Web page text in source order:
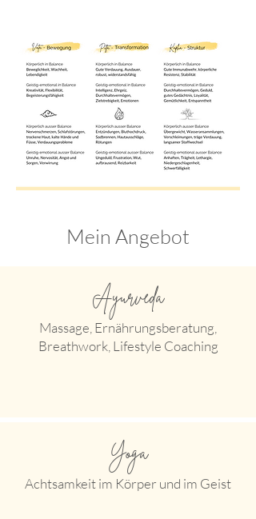
Mein Angebot
Ayurveda
Massage, Ernährungsberatung,
Breathwork, Lifestyle Coaching
Yoga
Achtsamkeit im Körper und im Geist